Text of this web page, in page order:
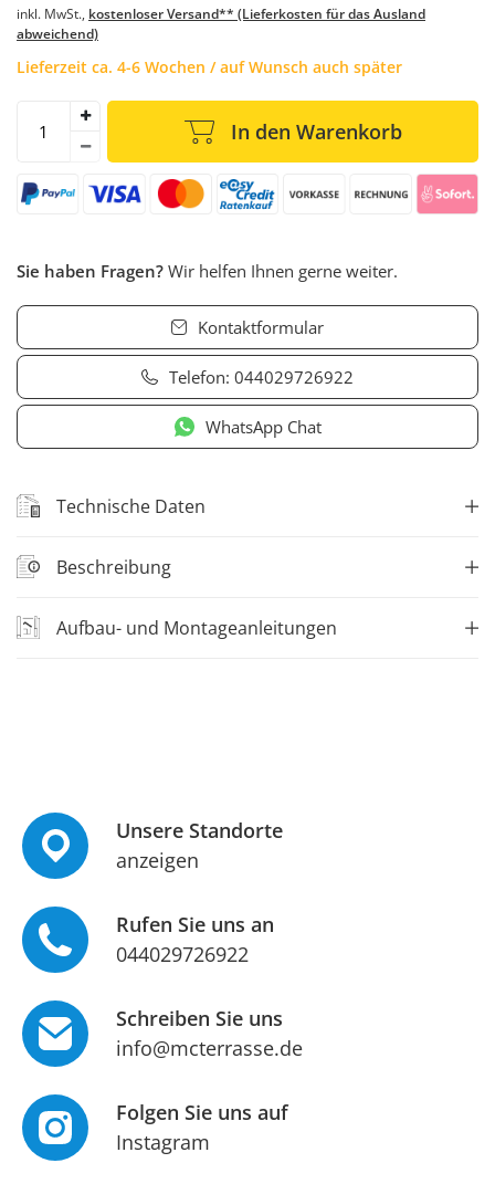
inkl. MwSt., kostenloser Versand** (Lieferkosten für das Ausland
abweichend)
Lieferzeit ca. 4-6 Wochen / auf Wunsch auch später
In den Warenkorb
Sie haben Fragen? Wir helfen Ihnen gerne weiter.
Kontaktformular
Telefon: 044029726922
WhatsApp Chat
Technische Daten
Beschreibung
Aufbau- und Montageanleitungen
Unsere Standorte
anzeigen
Rufen Sie uns an
044029726922
Schreiben Sie uns
info@mcterrasse.de
Folgen Sie uns auf
Instagram